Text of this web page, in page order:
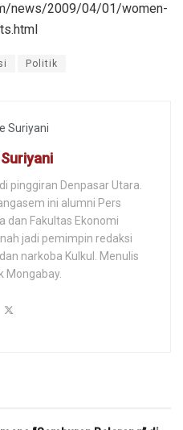
news/2009/04/01/women-
Politik
pinggiran Denpasar Utara.
ini alumni Pers
dan Fakultas Ekonomi
jadi pemimpin redaksi
narkoba Kulkul. Menulis
Mongabay.